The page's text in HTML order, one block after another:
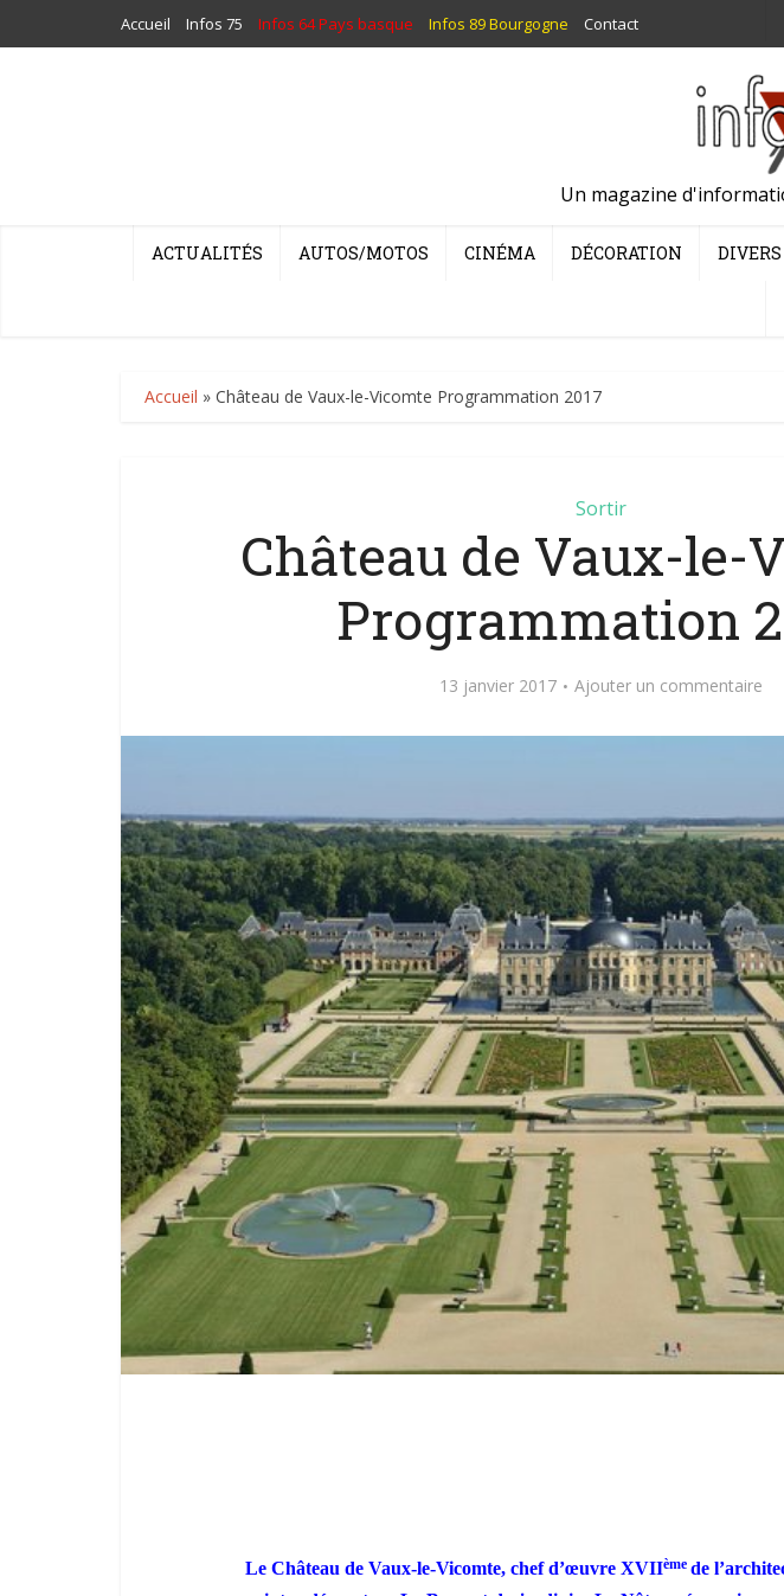
Accueil Infos 75 Infos 64 Pays basque Infos 89 Bourgogne Contact
Un magazine
ACTUALITÉS AUTOS/MOTOS CINÉMA DÉCORATION DIVERS
Accueil » Château de Vaux-le-Vicomte Programmation 2017
Sortir
Château de Vaux-le-
Programmation
13 janvier 2017 Ajouter un commentaire
Le Château de Vaux-le-Vicomte, chef d’œuvre XVIIème de